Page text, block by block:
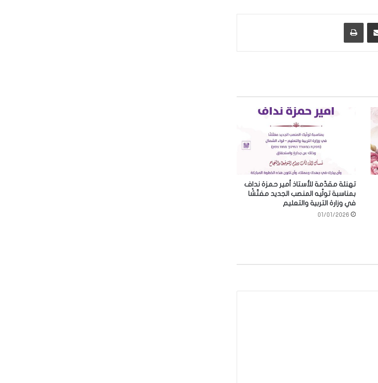
تهنئة مقدّمة للأستاذ أمير حمزة نداف
بمناسبة تولّيه المنصب الجديد مفتّشًا
في وزارة التربية والتعليم
01/01/2026